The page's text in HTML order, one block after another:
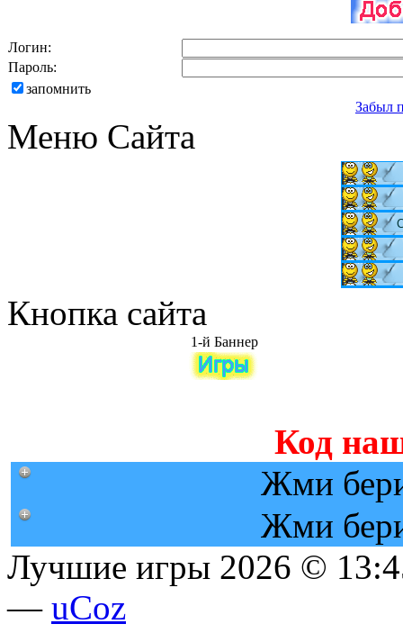
Логин:
Пароль:
запомнить
Забыл
Меню Сайта
Кнопка сайта
1-й Баннер
Код
Жми
Жми
Лучшие игры 2026 ©
— uCoz